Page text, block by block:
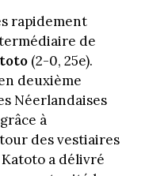
rapidement
de
(2-0, 25e).
deuxième
Néerlandaises
à
des vestiaires
Katoto a délivré